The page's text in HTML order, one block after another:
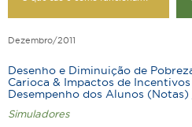
Dezembro/2011
Desenho e Diminuição de
Carioca & Impactos de
Desempenho dos Alunos
Simuladores